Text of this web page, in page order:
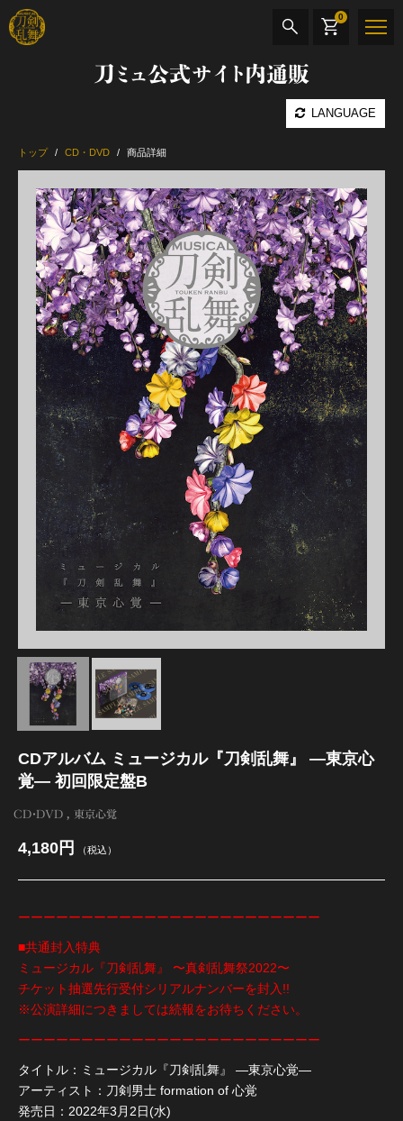
刀ミュ公式サイト内通販
LANGUAGE
0
CD・DVD BOOK その他
最新カテゴリー
加州清光 単騎出陣 極
髭切 単騎出陣 ～夢幻泡影～
江 おん すていじ かうんとだうんぱーてぃー
トップ CD・DVD 商品詳細
CDアルバム ミュージカル『刀剣乱舞』 ―東京心
覚― 初回限定盤B
CD・DVD 東京心覚
4,180円 （税込）
ーーーーーーーーーーーーーーーーーーーーーーーー
■共通封入特典
ミュージカル『刀剣乱舞』 〜真剣乱舞祭2022〜
チケット抽選先行受付シリアルナンバーを封入!!
※公演詳細につきましては続報をお待ちください。
ーーーーーーーーーーーーーーーーーーーーーーーー
タイトル：ミュージカル『刀剣乱舞』 ―東京心覚―
アーティスト：刀剣男士 formation of 心覚
発売日：2022年3月2日(水)